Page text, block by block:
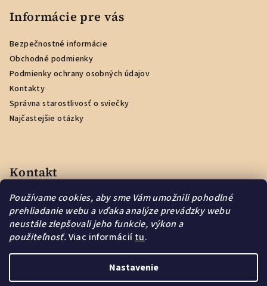
Používame cookies, aby sme Vám umožnili pohodlné
prehliadanie webu a vďaka analýze prevádzky webu
neustále zlepšovali jeho funkcie, výkon a
použiteľnosť.Viac informáciítu.
Nastavenie
Informácie pre vás
Bezpečnostné informácie
Obchodné podmienky
Podmienky ochrany osobných údajov
Kontakty
Správna starostlivosť o sviečky
Najčastejšie otázky
Kontakt
info@naturmar.sk